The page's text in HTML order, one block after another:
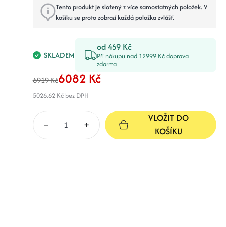
Tento produkt je složený z více samostatných položek. V
košíku se proto zobrazí každá položka zvlášť.
SKLADEM
od 469 Kč
Při nákupu nad 12999 Kč doprava
zdarma
6919 Kč6082 Kč
5026.62 Kčbez DPH
– +
VLOŽIT DO
KOŠÍKU